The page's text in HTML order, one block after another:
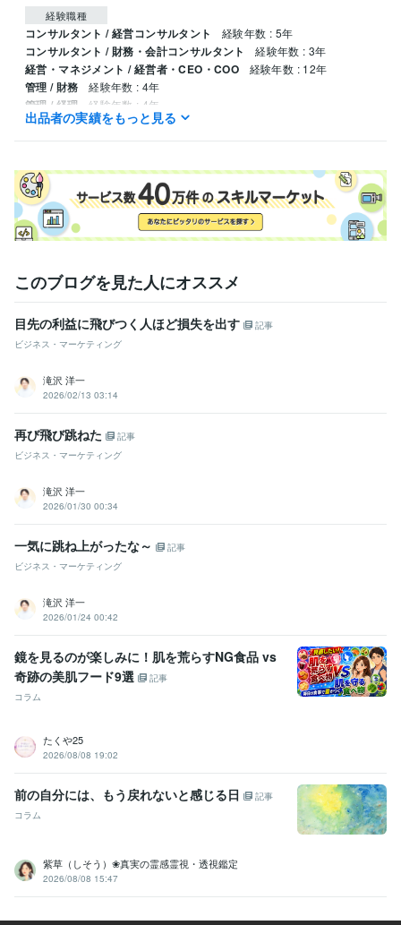
経験職種
コンサルタント / 経営コンサルタント 経験年数 : 5年
コンサルタント / 財務・会計コンサルタント 経験年数 : 3年
経営・マネジメント / 経営者・CEO・COO 経験年数 : 12年
管理 / 財務 経験年数 : 4年
管理 / 経理 経験年数 : 4年
職歴
トレード上達の教科書 初心者から達人への9つのステップ「Deep Tra
ding」 トレード特別講義「トレード戦略を先出しするための方法」
トレード特別講義「超地味だが重要なトレードの資金管理」 トレー
「新NISAで年利35％FIREを目指して」
トレード改善の教科書
からの最高の生き方
トレードマイスター
資格・検定
証券アナリスト 取得年 : 2014年
得意分野
学習指導・資格・キャリア相談
トレード業界
学歴
山形大学 1993年3月 ~ 1997年3月
語学力
英語 日常会話レベル
出品者の実績をもっと見る
このブログを見た人にオススメ
目先の利益に飛びつく人ほど損失を出す
記事
ビジネス・マーケティング
滝沢 洋一
2026/02/13 03:14
再び飛び跳ねた
記事
ビジネス・マーケティング
滝沢 洋一
2026/01/30 00:34
一気に跳ね上がったな～
記事
ビジネス・マーケティング
滝沢 洋一
2026/01/24 00:42
鏡を見るのが楽しみに！肌を荒らすNG食品 vs
奇跡の美肌フード9選
記事
コラム
たくや25
2026/08/08 19:02
前の自分には、もう戻れないと感じる日
記事
コラム
紫草（しそう）❀真実の霊感霊視・透視鑑定
2026/08/08 15:47